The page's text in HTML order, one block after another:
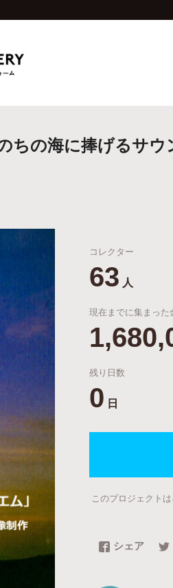
終了間近のプロジェクト
特集から探す
プロジェクト
の海に捧げるサウ
コレクター
63 人
現在までに集まった
残り日数
0 日
このプロジェクト
シェア